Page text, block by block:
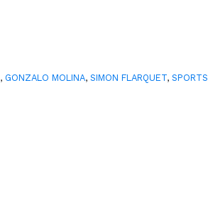
, GONZALO MOLINA,SIMON FLARQUET,SPORTS